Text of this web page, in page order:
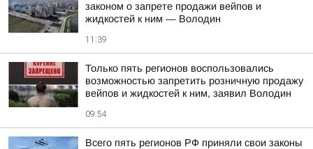
законом о запрете продажи вейпов и
жидкостей к ним — Володин
11:39
Только пять регионов воспользовались
возможностью запретить розничную продажу
вейпов и жидкостей к ним, заявил Володин
09:54
Всего пять регионов РФ приняли свои законы